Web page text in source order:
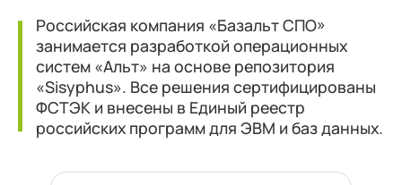
Российская компания «Базальт СПО»
занимается разработкой операционных
систем «Альт» на основе репозитория
«Sisyphus». Все решения сертифицированы
ФСТЭК и внесены в Единый реестр
российских программ для ЭВМ и баз данных.